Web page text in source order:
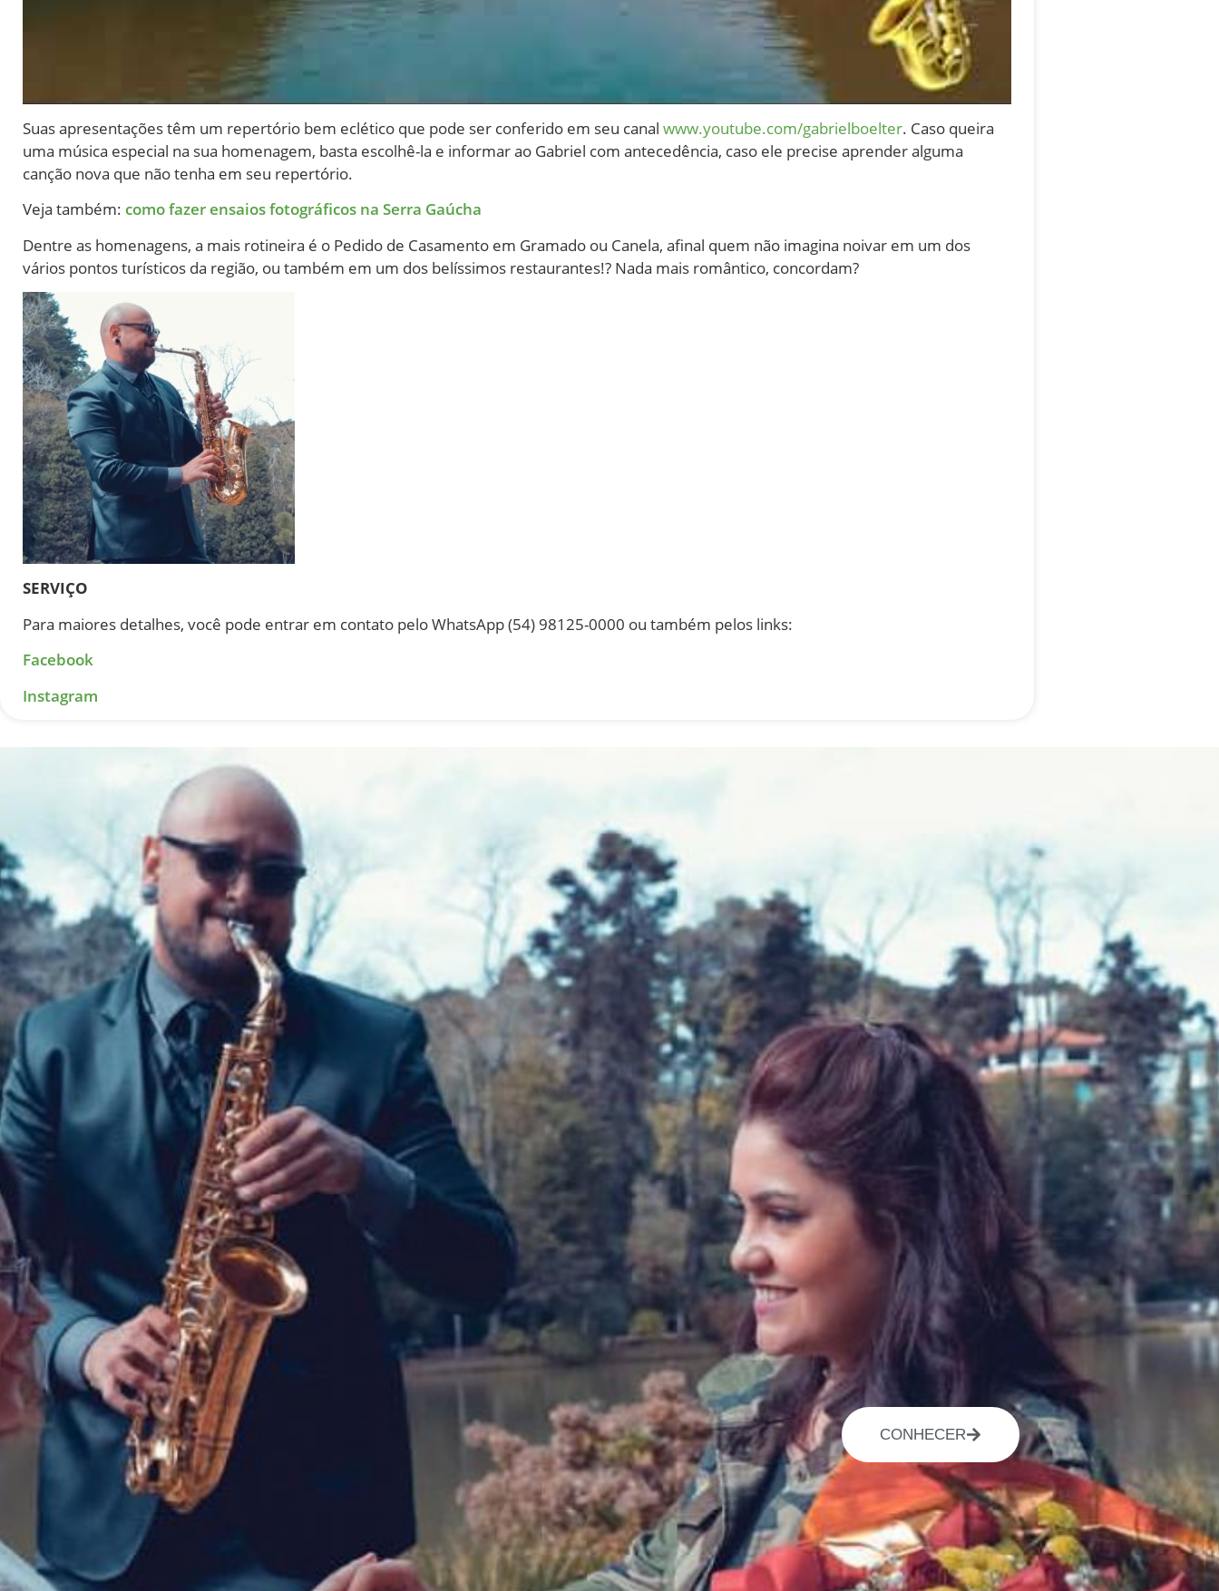
Suas apresentações têm um repertório bem eclético que pode ser conferido em seu canal www.youtube.com/gabrielboelter. Caso queira
uma música especial na sua homenagem, basta escolhê-la e informar ao Gabriel com antecedência, caso ele precise aprender alguma
canção nova que não tenha em seu repertório.
Veja também: como fazer ensaios fotográficos na Serra Gaúcha
Dentre as homenagens, a mais rotineira é o Pedido de Casamento em Gramado ou Canela, afinal quem não imagina noivar em um dos
vários pontos turísticos da região, ou também em um dos belíssimos restaurantes!? Nada mais romântico, concordam?
SERVIÇO
Para maiores detalhes, você pode entrar em contato pelo WhatsApp (54) 98125-0000 ou também pelos links:
Facebook
Instagram
CONHECER